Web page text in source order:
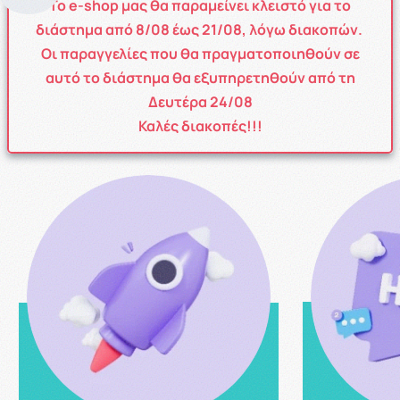
TRACK YOUR ORDER
Ενημερωθείτε για την εξέλιξη της παραγγελίας σας σε
πραγματικό χρόνο, γρήγορα & απλά!
Το e-shop μας θα παραμείνει κλειστό για το
διάστημα από8/08έως21/08, λόγω διακοπών.
Οι παραγγελίες που θα πραγματοποιηθούν σε
αυτό το διάστημα θα εξυπηρετηθούν από τη
Δευτέρα 24/08
Καλές διακοπές!!!